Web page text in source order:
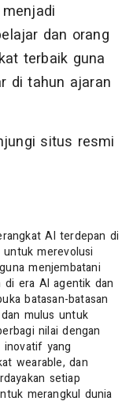
dan orang
terbaik guna
di tahun ajaran
situs resmi
AI terdepan di
merevolusi
menjembatani
era AI agentik dan
batasan-batasan
mulus untuk
nilai dengan
yang
wearable, dan
setiap
merangkul dunia